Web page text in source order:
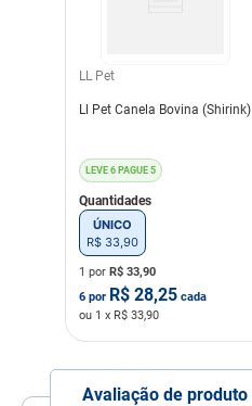
LL Pet
Ll Pet Canela Bovina (Shirink)
LEVE 6 PAGUE 5
Quantidades
ÚNICO
R$ 33 90
1 por R$ 33,90
6 por R$ 28,25 cada
ou 1 x R$ 33,90
Avaliação de produto